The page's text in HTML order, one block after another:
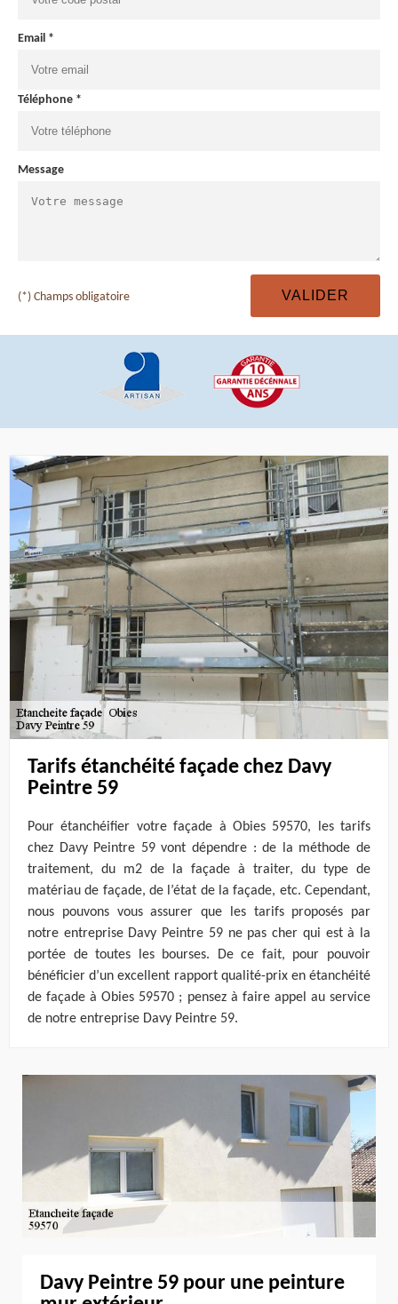
Email *
Téléphone *
Message
(*) Champs obligatoire
Tarifs étanchéité façade chez Davy
Peintre 59
Pour étanchéifier votre façade à Obies 59570, les tarifs
chez Davy Peintre 59 vont dépendre : de la méthode de
traitement, du m2 de la façade à traiter, du type de
matériau de façade, de l’état de la façade, etc. Cependant,
nous pouvons vous assurer que les tarifs proposés par
notre entreprise Davy Peintre 59 ne pas cher qui est à la
portée de toutes les bourses. De ce fait, pour pouvoir
bénéficier d’un excellent rapport qualité-prix en étanchéité
de façade à Obies 59570 ; pensez à faire appel au service
de notre entreprise Davy Peintre 59.
Davy Peintre 59 pour une peinture